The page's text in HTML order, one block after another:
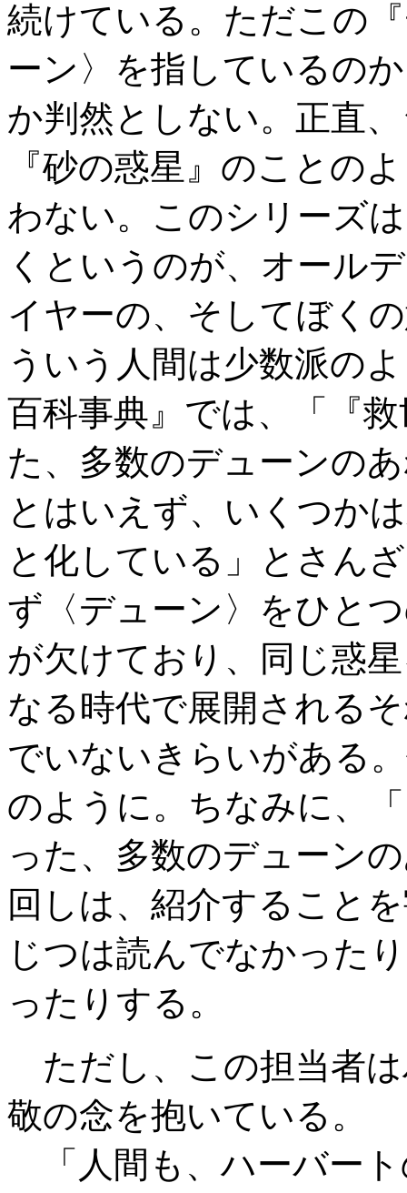
続けている。ただこの
ーン〉を指しているの
か判然としない。正直
『砂の惑星』のことの
わない。このシリーズ
くというのが、オール
イヤーの、そしてぼく
ういう人間は少数派の
百科事典』では、「『
た、多数のデューンの
とはいえず、いくつか
と化している」とさん
ず〈デューン〉をひと
が欠けており、同じ惑
なる時代で展開される
でいないきらいがある
のように。ちなみに、
った、多数のデューン
回しは、紹介すること
じつは読んでなかった
ったりする。
ただし、この担当者
敬の念を抱いている。
「人間も、ハーバー